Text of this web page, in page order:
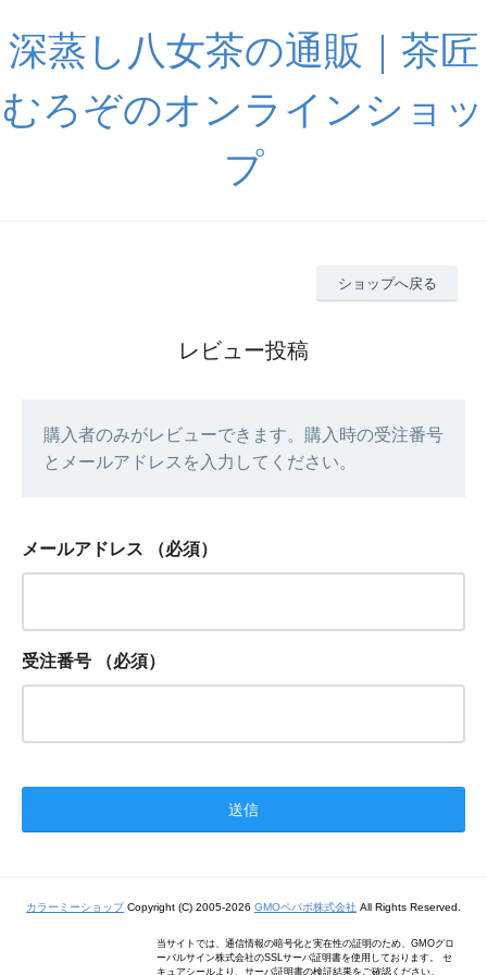
深蒸し八女茶の通販｜茶匠
むろぞのオンラインショッ
プ
ショップへ戻る
レビュー投稿
購入者のみがレビューできます。購入時の受注番号
とメールアドレスを入力してください。
メールアドレス （必須）
受注番号 （必須）
カラーミーショップCopyright (C) 2005-2026 GMOペパボ株式会社 All Rights Reserved.
当サイトでは、通信情報の暗号化と実在性の証明のため、GMOグロ
ーバルサイン株式会社のSSLサーバ証明書を使用しております。 セ
キュアシールより、サーバ証明書の検証結果をご確認ください。